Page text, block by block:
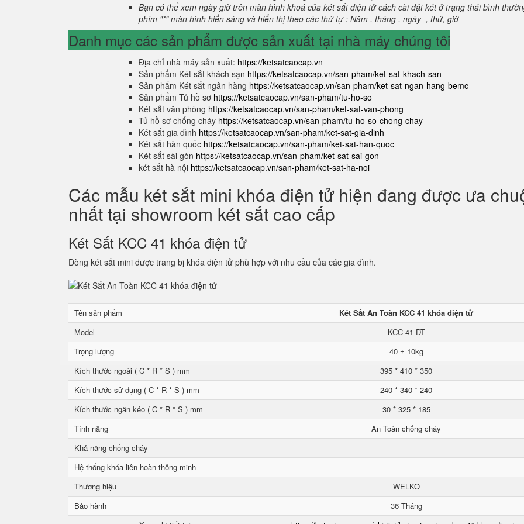
Bạn có thể xem ngày giờ trên màn hình khoá của két sắt điện tử cách cài đặt két ở trạng thái bình
phím "*" màn hình hiển sáng và hiển thị theo các thứ tự : Năm , tháng , ngày , thứ, giờ
Danh mục các sản phẩm được sản xuất tại nhà máy chúng tôi
Địa chỉ nhà máy sản xuất: https://ketsatcaocap.vn
Sản phẩm Két sắt khách sạn https://ketsatcaocap.vn/san-pham/ket-sat-khach-san
Sản phẩm Két sắt ngân hàng https://ketsatcaocap.vn/san-pham/ket-sat-ngan-hang-bemc
Sản phẩm Tủ hồ sơ https://ketsatcaocap.vn/san-pham/tu-ho-so
Két sắt văn phòng https://ketsatcaocap.vn/san-pham/ket-sat-van-phong
Tủ hồ sơ chống cháy https://ketsatcaocap.vn/san-pham/tu-ho-so-chong-chay
Két sắt gia đình https://ketsatcaocap.vn/san-pham/ket-sat-gia-dinh
Két sắt hàn quốc https://ketsatcaocap.vn/san-pham/ket-sat-han-quoc
Két sắt sài gòn https://ketsatcaocap.vn/san-pham/ket-sat-sai-gon
két sắt hà nội https://ketsatcaocap.vn/san-pham/ket-sat-ha-noi
Các mẫu két sắt mini khóa điện tử hiện đang được ưa
nhất tại showroom két sắt cao cấp
Két Sắt KCC 41 khóa điện tử
Dòng két sắt mini được trang bị khóa điện tử phù hợp với nhu cầu của các gia đình.
Tên sản phẩm
Két Sắt An Toàn KCC 41 khóa điện tử
Model
KCC 41 DT
Trọng lượng
40 ± 10kg
Kích thước ngoài ( C * R * S ) mm
395 * 410 * 350
Kích thước sử dụng ( C * R * S ) mm
240 * 340 * 240
Kích thước ngăn kéo ( C * R * S ) mm
30 * 325 * 185
Tính năng
An Toàn chống cháy
Khả năng chống cháy
Hệ thống khóa liên hoàn thông minh
Thương hiệu
WELKO
Bảo hành
36 Tháng